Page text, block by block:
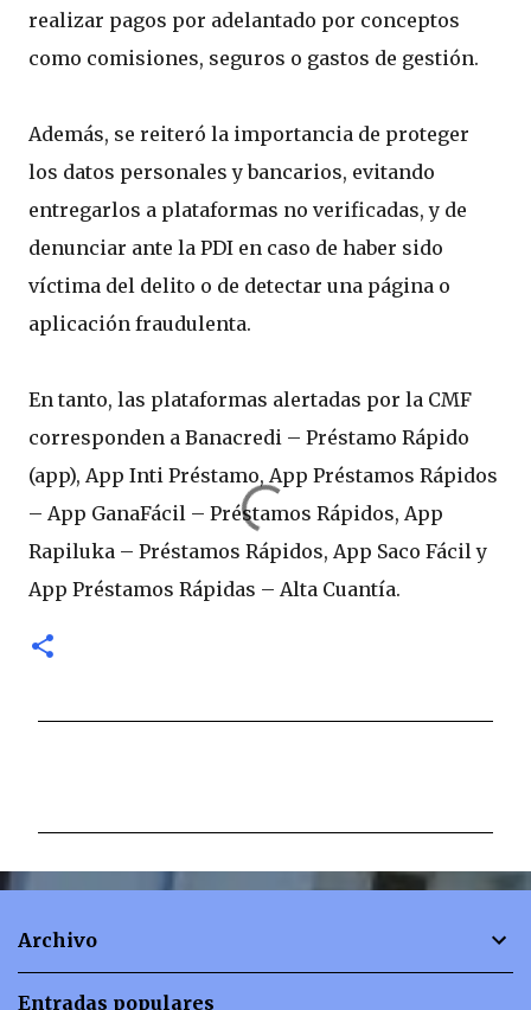
realizar pagos por adelantado por conceptos
como comisiones, seguros o gastos de gestión.
Además, se reiteró la importancia de proteger
los datos personales y bancarios, evitando
entregarlos a plataformas no verificadas, y de
denunciar ante la PDI en caso de haber sido
víctima del delito o de detectar una página o
aplicación fraudulenta.
En tanto, las plataformas alertadas por la CMF
corresponden a Banacredi – Préstamo Rápido
(app), App Inti Préstamo, App Préstamos Rápidos
– App GanaFácil – Préstamos Rápidos, App
Rapiluka – Préstamos Rápidos, App Saco Fácil y
App Préstamos Rápidas – Alta Cuantía.
n
Archivo
Entradas populares